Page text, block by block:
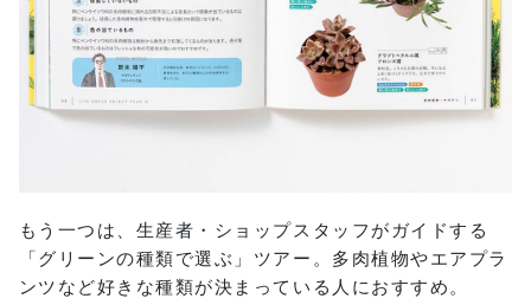
もう一つは、生産者・ショップスタッフがガイドする
「グリーンの種類で選ぶ」ツアー。多肉植物やエアプラ
ンツなど好きな種類が決まっている人におすすめ。